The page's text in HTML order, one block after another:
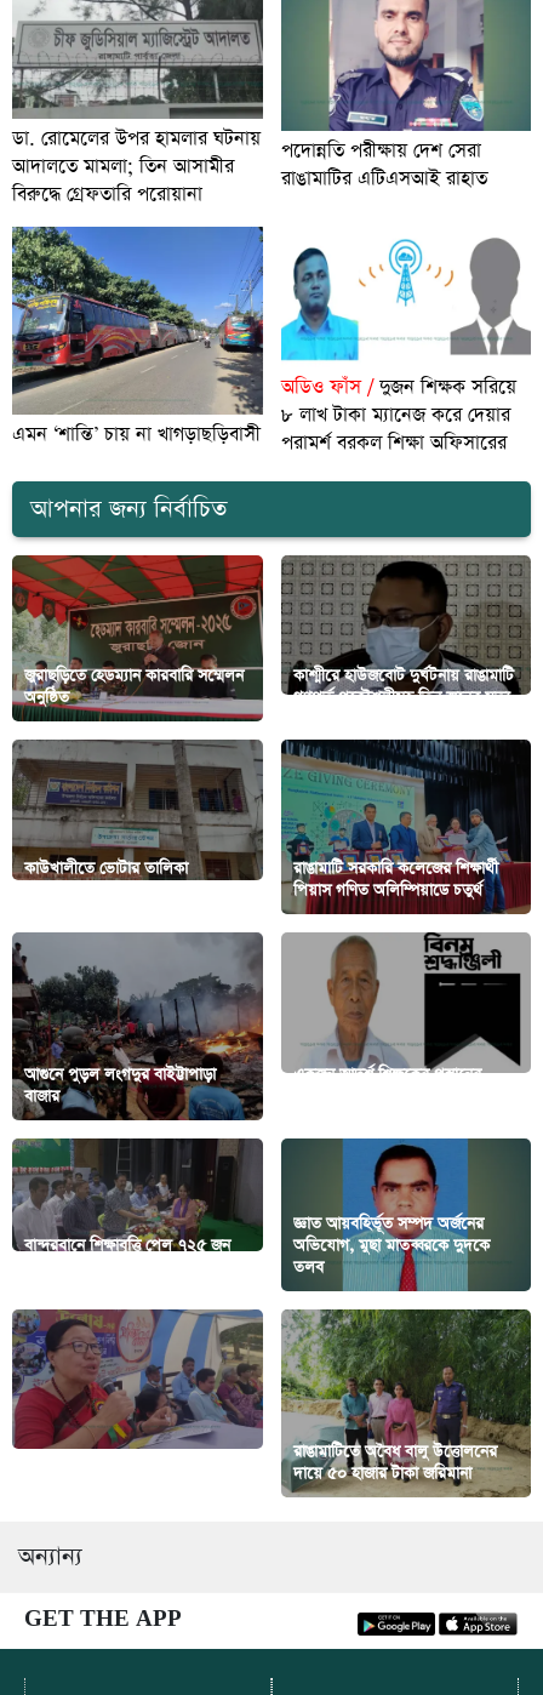
ডা. রোমেলের উপর হামলার ঘটনায়
আদালতে মামলা; তিন আসামীর
বিরুদ্ধে গ্রেফতারি পরোয়ানা
পদোন্নতি পরীক্ষায় দেশ সেরা
রাঙামাটির এটিএসআই রাহাত
এমন ‘শান্তি’ চায় না খাগড়াছড়িবাসী
অডিও ফাঁস /দুজন শিক্ষক সরিয়ে
৮ লাখ টাকা ম্যানেজ করে দেয়ার
পরামর্শ বরকল শিক্ষা অফিসারের
আপনার জন্য নির্বাচিত
জুরাছড়িতে হেডম্যান কারবারি সম্মেলন
অনুষ্ঠিত
কাশ্মীরে হাউজবোট দুর্ঘটনায় রাঙামাটি
গণপূর্ত প্রকৌশলীসহ তিন জনের মৃত্যু
কাউখালীতে ভোটার তালিকা
রাঙামাটি সরকারি কলেজের শিক্ষার্থী
পিয়াস গণিত অলিম্পিয়াডে চতুর্থ
আগুনে পুড়ল লংগদুর বাইট্টাপাড়া
বাজার
একজন আদর্শ শিক্ষকের প্রস্থানের
বান্দরবানে শিক্ষাবৃত্তি পেল ৭২৫ জন
জ্ঞাত আয়বহির্ভূত সম্পদ অর্জনের
অভিযোগ, মুছা মাতব্বরকে দুদকে
তলব
রাঙামাটিতে অবৈধ বালু উত্তোলনের
দায়ে ৫০ হাজার টাকা জরিমানা
অন্যান্য
GET THE APP